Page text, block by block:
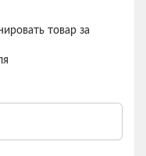
товар за